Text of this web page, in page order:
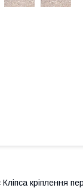
Кліпса кріплення